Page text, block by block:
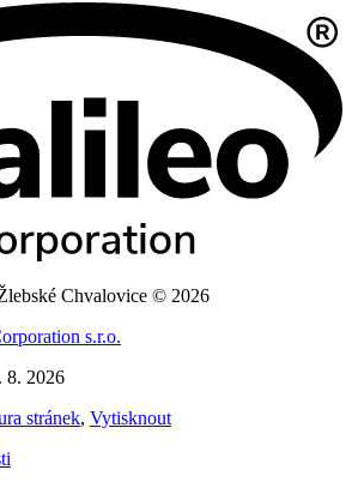
Chvalovice © 2026
s.r.o.
8. 2026
stránek, Vytisknout